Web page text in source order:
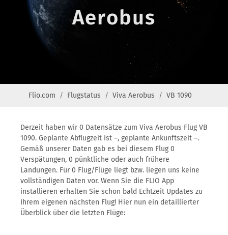
Aerobus
Flio.com Flugstatus Viva Aerobus VB 1090
Derzeit haben wir 0 Datensätze zum Viva Aerobus Flug VB
1090. Geplante Abflugzeit ist –, geplante Ankunftszeit –.
Gemäß unserer Daten gab es bei diesem Flug 0
Verspätungen, 0 pünktliche oder auch frühere
Landungen. Für 0 Flug/Flüge liegt bzw. liegen uns keine
vollständigen Daten vor. Wenn Sie die FLIO App
installieren erhalten Sie schon bald Echtzeit Updates zu
Ihrem eigenen nächsten Flug! Hier nun ein detaillierter
Überblick über die letzten Flüge: